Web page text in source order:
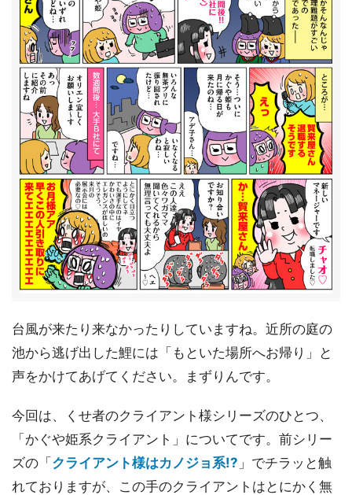
台風が来たり来なかったりしていますね。近所の庭の
池から逃げ出した鯉には「もといた場所へお帰り」と
声をかけてあげてください。まずりんです。
今回は、くせ者のクライアント様シリーズのひとつ、
「かぐや姫系クライアント」についてです。前シリー
ズの「 クライアント様はカノジョ系!? 」でチラッと触
れておりますが、この手のクライアントはとにかく無